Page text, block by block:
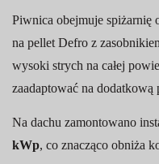
Piwnica obejmuje spiżarnię
na pellet Defro z
wysoki strych na całej
zaadaptować na dodatkową
Na dachu zamontowano
kWp, co znacząco obniża